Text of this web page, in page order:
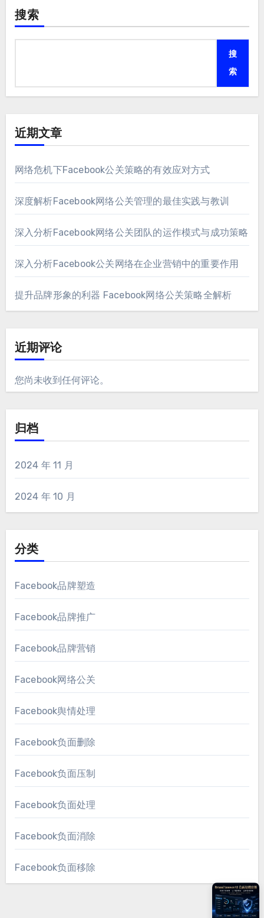
搜索
搜
索
近期文章
网络危机下Facebook公关策略的有效应对方式
深度解析Facebook网络公关管理的最佳实践与教训
深入分析Facebook网络公关团队的运作模式与成功策略
深入分析Facebook公关网络在企业营销中的重要作用
提升品牌形象的利器 Facebook网络公关策略全解析
近期评论
您尚未收到任何评论。
归档
2024 年 11 月
2024 年 10 月
分类
Facebook品牌塑造
Facebook品牌推广
Facebook品牌营销
Facebook网络公关
Facebook舆情处理
Facebook负面删除
Facebook负面压制
Facebook负面处理
Facebook负面消除
Facebook负面移除